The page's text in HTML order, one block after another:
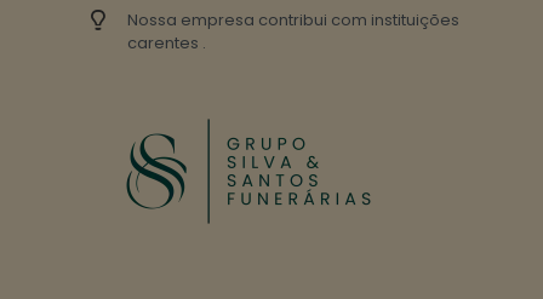
Nossa empresa contribui com instituições
carentes .